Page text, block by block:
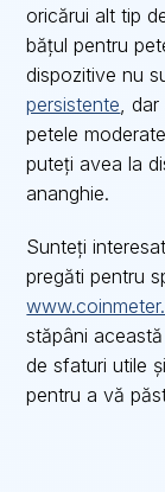
oricărui alt tip
bățul pentru
dispozitive nu
persistente, dar
petele
puteți avea la
ananghie.
Sunteți
pregăti pentru
stăpâni
de sfaturi utile
pentru a vă